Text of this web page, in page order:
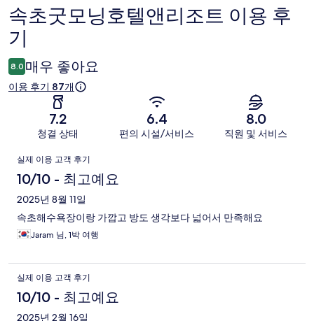
이
용
후
기
속초굿모닝호텔앤리조트 이용 후
기
8.0 매우 좋아요
이용 후기 87개
7.2
청결 상태
6.4
편의 시설/서비스
8.0
직원 및 서비스
이
용
후
기
실제 이용 고객 후기
10/10 - 최고예요
2025년 8월 11일
속초해수욕장이랑 가깝고 방도 생각보다 넓어서 만족해요
Jaram 님, 1박 여행
실제 이용 고객 후기
10/10 - 최고예요
2025년 2월 16일